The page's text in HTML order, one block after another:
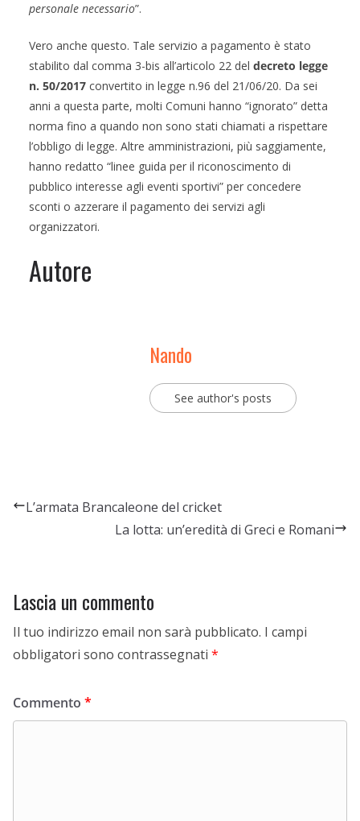
personale necessario”.
Vero anche questo. Tale servizio a pagamento è stato
stabilito dal comma 3-bis all’articolo 22 del decreto legge
n. 50/2017 convertito in legge n.96 del 21/06/20. Da sei
anni a questa parte, molti Comuni hanno “ignorato” detta
norma fino a quando non sono stati chiamati a rispettare
l’obbligo di legge. Altre amministrazioni, più saggiamente,
hanno redatto “linee guida per il riconoscimento di
pubblico interesse agli eventi sportivi” per concedere
sconti o azzerare il pagamento dei servizi agli
organizzatori.
Autore
Nando
See author's posts
L’armata Brancaleone del cricket
La lotta: un’eredità di Greci e Romani
Lascia un commento
Il tuo indirizzo email non sarà pubblicato. I campi
obbligatori sono contrassegnati *
Commento *